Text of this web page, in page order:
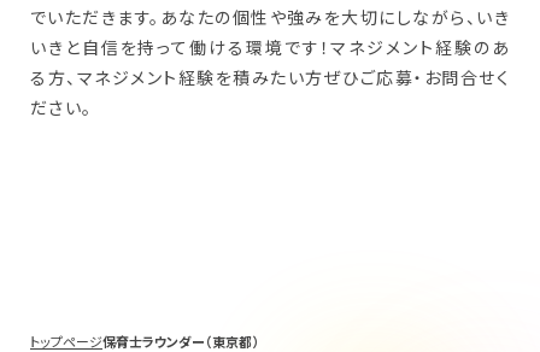
でいただきます。あなたの個性や強みを大切にしながら、いき
いきと自信を持って働ける環境です！マネジメント経験のあ
る方、マネジメント経験を積みたい方ぜひご応募・お問合せく
ださい。
トップページ保育士ラウンダー（東京都）